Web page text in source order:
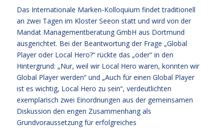
Das Internationale Marken-Kolloquium findet traditionell
an zwei Tagen im Kloster Seeon statt und wird von der
Mandat Managementberatung GmbH aus Dortmund
ausgerichtet. Bei der Beantwortung der Frage „Global
Player oder Local Hero?“ rückte das „oder“ in den
Hintergrund: „Nur, weil wir Local Hero waren, konnten wir
Global Player werden“ und „Auch für einen Global Player
ist es wichtig, Local Hero zu sein“, verdeutlichten
exemplarisch zwei Einordnungen aus der gemeinsamen
Diskussion den engen Zusammenhang als
Grundvoraussetzung für erfolgreiches